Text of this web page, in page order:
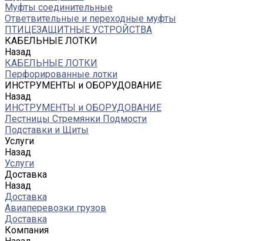
Муфты соединительные
Ответвительные и переходные муфты
ПТИЦЕЗАЩИТНЫЕ УСТРОЙСТВА
КАБЕЛЬНЫЕ ЛОТКИ
Назад
КАБЕЛЬНЫЕ ЛОТКИ
Перфорированные лотки
ИНСТРУМЕНТЫ и ОБОРУДОВАНИЕ
Назад
ИНСТРУМЕНТЫ и ОБОРУДОВАНИЕ
Лестницы Стремянки Подмости
Подставки и Щиты
Услуги
Назад
Услуги
Доставка
Назад
Доставка
Авиаперевозки грузов
Доставка
Компания